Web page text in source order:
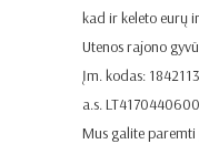
kad ir keleto eurų
Utenos rajono
Įm. kodas:
a.s.
Mus galite paremti